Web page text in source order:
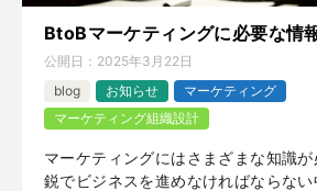
BtoBマーケティングに必要な情
公開日： 2025年3月22日
blog
お知らせ
マーケティング
マーケティング組織設計
マーケティングにはさまざまな知識
鋭でビジネスを進めなければならな